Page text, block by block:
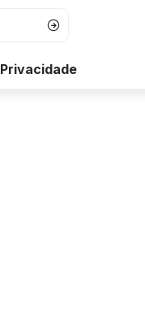
Privacidade